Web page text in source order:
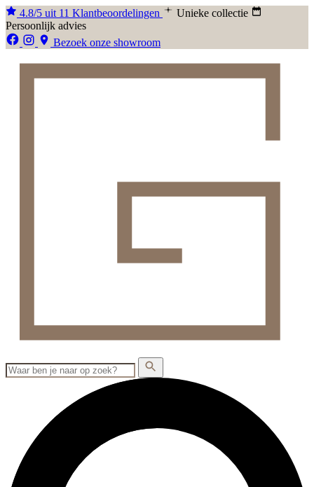
4.8/5 uit 11 Klantbeoordelingen
Unieke collectie
Persoonlijk advies
Bezoek onze showroom